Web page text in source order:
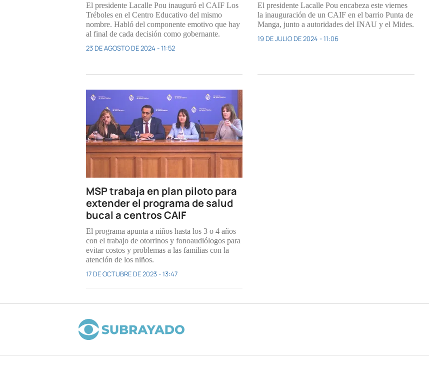
El presidente Lacalle Pou inauguró el CAIF Los
Tréboles en el Centro Educativo del mismo
nombre. Habló del componente emotivo que hay
al final de cada decisión como gobernante.
23 DE AGOSTO DE 2024 - 11:52
El presidente Lacalle Pou encabeza este viernes
la inauguración de un CAIF en el barrio Punta de
Manga, junto a autoridades del INAU y el Mides.
19 DE JULIO DE 2024 - 11:06
MSP trabaja en plan piloto para
extender el programa de salud
bucal a centros CAIF
El programa apunta a niños hasta los 3 o 4 años
con el trabajo de otorrinos y fonoaudiólogos para
evitar costos y problemas a las familias con la
atención de los niños.
17 DE OCTUBRE DE 2023 - 13:47